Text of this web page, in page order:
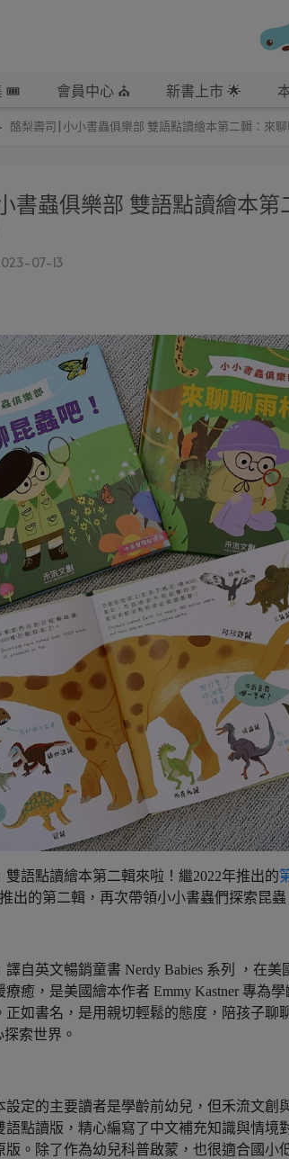
🎟️ 會員中心 ⛪️ 新書上市 🌟
酪梨壽司|小小書蟲俱樂部 雙語點讀繪本第二輯：來
書蟲俱樂部 雙語點讀繪本
07-13
雙語點讀繪本第二輯來啦！繼2022年推出的
出的第二輯，再次帶領小小書蟲們探索昆
譯自英文暢銷童書 Nerdy Babies 系列 ，在
癒，是美國繪本作者 Emmy Kastner 專為
正如書名，是用親切輕鬆的態度，陪孩子聊
索世界。
定的主要讀者是學齡前幼兒，但禾流文創
語點讀版，精心編寫了中文補充知識與情境
版。除了作為幼兒科普啟蒙，也很適合國小